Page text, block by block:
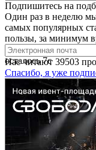
Подпишитесь на
Один раз в неделю
самых популярных
пользы, за минимум
Нас читают 39503
Спасибо, я уже
осталось7с